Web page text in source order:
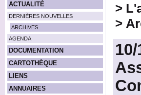
ACTUALITÉ
DERNIÈRES NOUVELLES
ARCHIVES
AGENDA
DOCUMENTATION
CARTOTHÈQUE
LIENS
ANNUAIRES
>
>